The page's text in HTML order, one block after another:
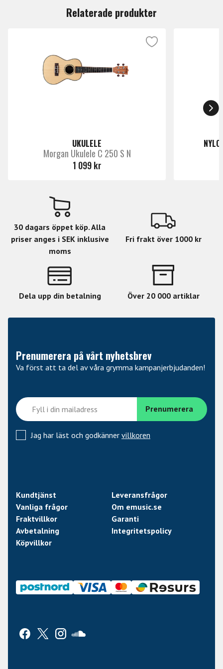
Relaterade produkter
UKULELE
Morgan Ukulele C 250 S N
1 099 kr
30 dagars öppet köp. Alla
priser anges i SEK inklusive
moms
Fri frakt över 1000 kr
Dela upp din betalning Över 20 000 artiklar
Prenumerera på vårt nyhetsbrev
Va först att ta del av våra grymma kampanjerbjudanden!
Jag har läst och godkänner villkoren
Kundtjänst
Leveransfrågor
Vanliga frågor
Om emusic.se
Fraktvillkor
Garanti
Avbetalning
Integritetspolicy
Köpvillkor